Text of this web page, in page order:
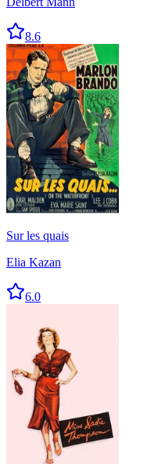
8.6
Sur les quais
Elia Kazan
6.0